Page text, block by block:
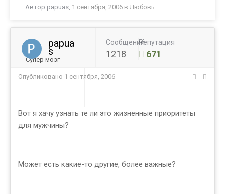
Автор papuas, 1 сентября, 2006 в Любовь
papua
s
Супер мозг
Сообщений
1218
Репутация
671
Опубликовано 1 сентября, 2006
Вот я хачу узнать те ли это жизненные приоритеты
для мужчины?
Может есть какие-то другие, более важные?